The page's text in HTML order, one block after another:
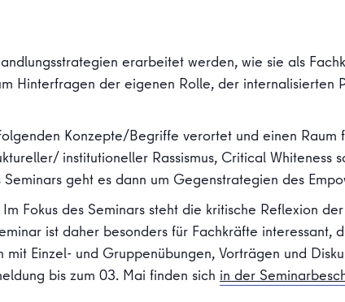
erarbeitet werden, wie sie als
Hinterfragen der eigenen Rolle, der internalisierten
Konzepte/Begriffe verortet und einen Raum
institutioneller Rassismus, Critical Whiteness
geht es dann um Gegenstrategien des
Fokus des Seminars steht die kritische Reflexion
ist daher besonders für Fachkräfte
Einzel- und Gruppenübungen, Vorträgen und
bis zum 03. Mai finden sich in der